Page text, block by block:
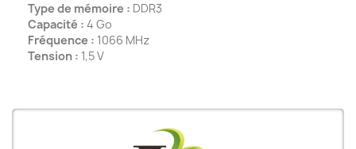
Type de mémoire : DDR3
Capacité : 4 Go
Fréquence : 1066 MHz
Tension : 1,5 V